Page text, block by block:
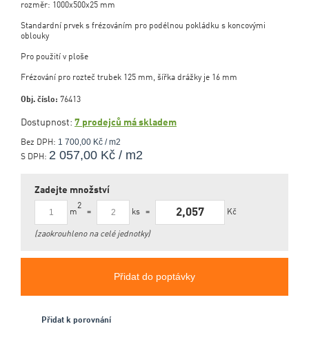
rozměr: 1000x500x25 mm
Standardní prvek s frézováním pro podélnou pokládku s koncovými
oblouky
Pro použití v ploše
Frézování pro rozteč trubek 125 mm, šířka drážky je 16 mm
Obj. číslo: 76413
Dostupnost: 7 prodejců má skladem
Bez DPH: 1 700,00 Kč / m2
S DPH: 2 057,00 Kč / m2
Zadejte množství
m
2
= ks = 2,057 Kč
(zaokrouhleno na celé jednotky)
Přidat do poptávky
Přidat k porovnání